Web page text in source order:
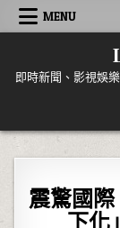
Skip to content
MENU
即時新聞、影視娛
震驚國